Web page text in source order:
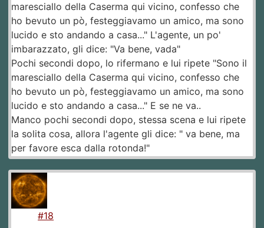
maresciallo della Caserma qui vicino, confesso che
ho bevuto un pò, festeggiavamo un amico, ma sono
lucido e sto andando a casa..." L'agente, un po'
imbarazzato, gli dice: "Va bene, vada"
Pochi secondi dopo, lo rifermano e lui ripete "Sono il
maresciallo della Caserma qui vicino, confesso che
ho bevuto un pò, festeggiavamo un amico, ma sono
lucido e sto andando a casa..." E se ne va..
Manco pochi secondi dopo, stessa scena e lui ripete
la solita cosa, allora l'agente gli dice: " va bene, ma
per favore esca dalla rotonda!"
#18